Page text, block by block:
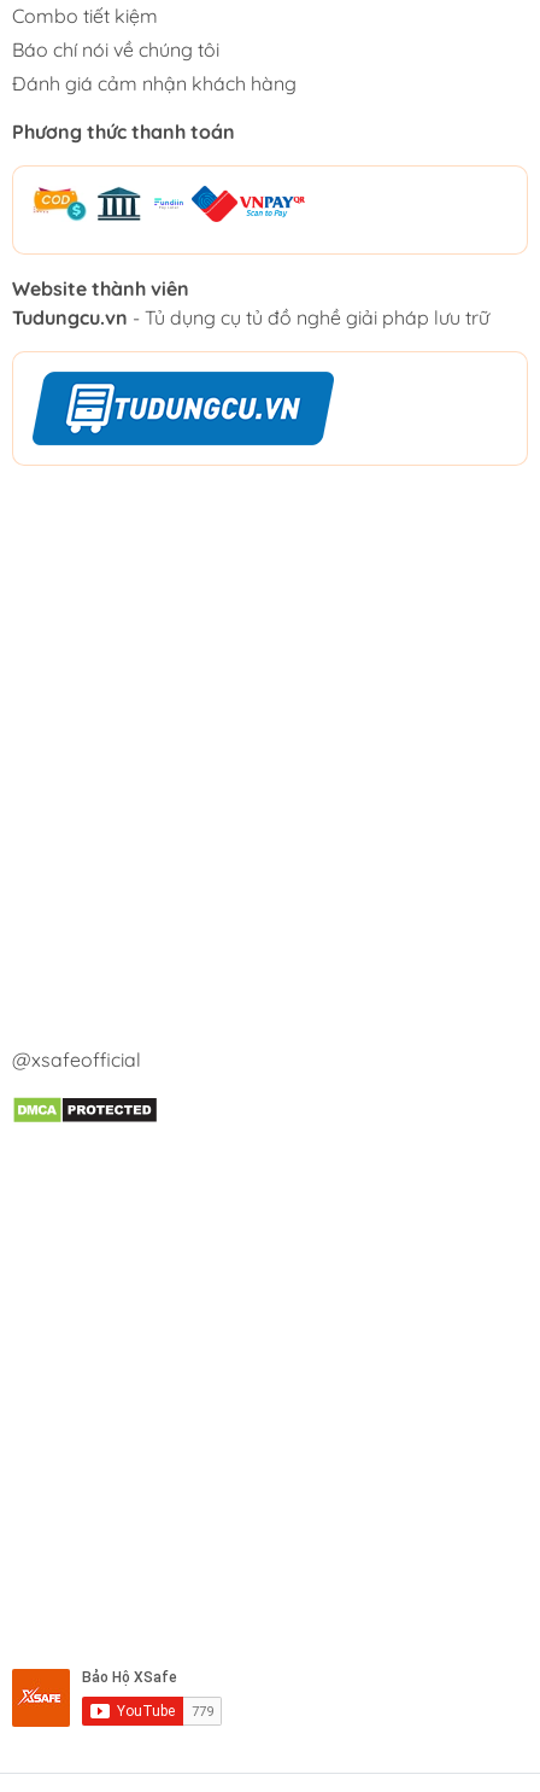
Combo tiết kiệm
Báo chí nói về chúng tôi
Đánh giá cảm nhận khách hàng
Phương thức thanh toán
Website thành viên
Tudungcu.vn - Tủ dụng cụ tủ đồ nghề giải pháp lưu trữ
@xsafeofficial